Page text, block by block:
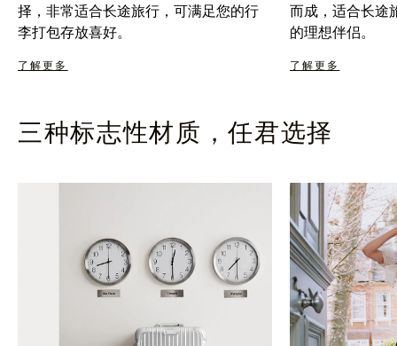
择，非常适合长途旅行，可满足您的行
李打包存放喜好。
了解更多
而成，适合长途
的理想伴侣。
了解更多
三种标志性材质，任君选择